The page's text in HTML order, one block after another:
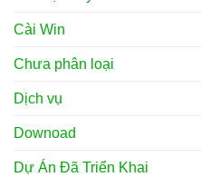
Cài Win
Chưa phân loại
Dịch vụ
Downoad
Dự Án Đã Triển Khai